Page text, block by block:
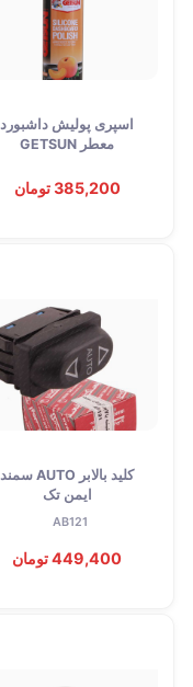
اسپری پولیش داشبورد
معطر GETSUN
385,200 تومان
کلید بالابر AUTO سمند
ایمن تک
AB121
449,400 تومان